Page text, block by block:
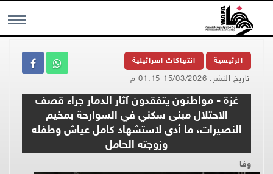
MENU الرئيسية انتهاكات اسرائيلية
تاريخ النشر: 15/03/2026 01:15 م
غزة - مواطنون يتفقدون آثار الدمار جراء قصف
الاحتلال مبنى سكني في السوارحة بمخيم
النصيرات، ما أدى لاستشهاد كامل عياش وطفله
وزوجته الحامل
وفا